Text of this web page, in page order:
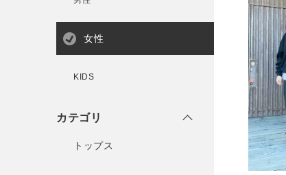
女性
KIDS
カテゴリ
トップス